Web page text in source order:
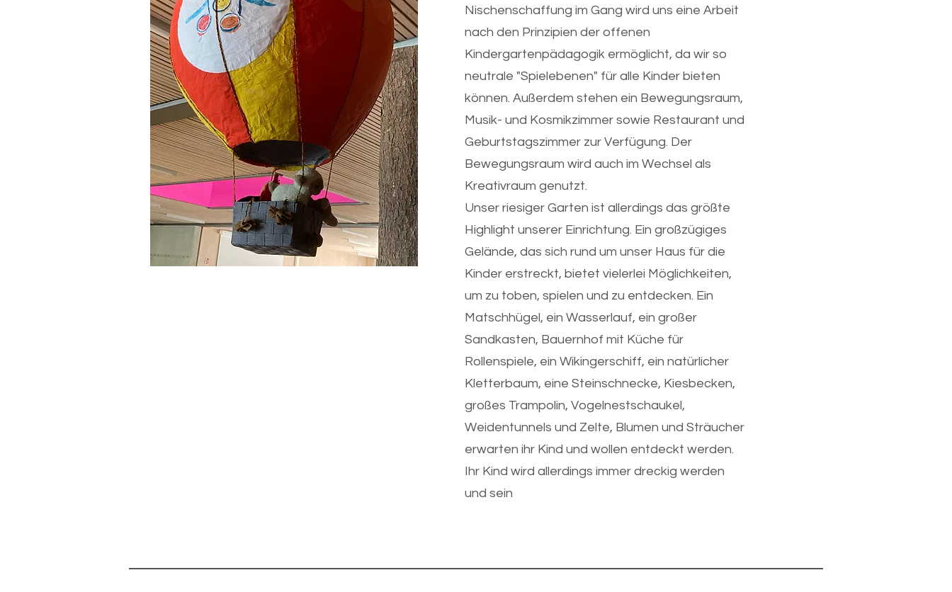
Nischenschaffung im Gang wird uns eine Arbeit
nach den Prinzipien der offenen
Kindergartenpädagogik ermöglicht, da wir so
neutrale "Spielebenen" für alle Kinder bieten
können. Außerdem stehen ein Bewegungsraum,
Musik- und Kosmikzimmer sowie Restaurant und
Geburtstagszimmer zur Verfügung. Der
Bewegungsraum wird auch im Wechsel als
Kreativraum genutzt.
Unser riesiger Garten ist allerdings das größte
Highlight unserer Einrichtung. Ein großzügiges
Gelände, das sich rund um unser Haus für die
Kinder erstreckt, bietet vielerlei Möglichkeiten,
um zu toben, spielen und zu entdecken. Ein
Matschhügel, ein Wasserlauf, ein großer
Sandkasten, Bauernhof mit Küche für
Rollenspiele, ein Wikingerschiff, ein natürlicher
Kletterbaum, eine Steinschnecke, Kiesbecken,
großes Trampolin, Vogelnestschaukel,
Weidentunnels und Zelte, Blumen und Sträucher
erwarten ihr Kind und wollen entdeckt werden.
Ihr Kind wird allerdings immer dreckig werden
und sein